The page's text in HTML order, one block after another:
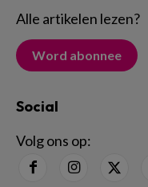
Alle artikelen lezen?
Word abonnee
Social
Volg ons op: